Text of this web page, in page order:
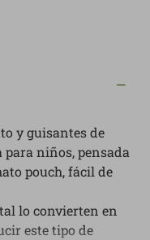
y guisantes de
para niños, pensada
pouch, fácil de
lo convierten en
este tipo de